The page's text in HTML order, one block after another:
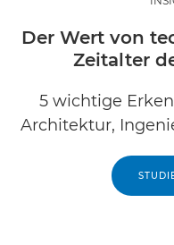
Der Wert von
Zeitalter
5 wichtige
Architektur,